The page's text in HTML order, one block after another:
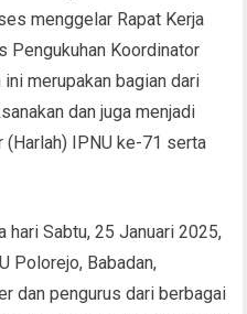
menggelar Rapat Kerja
Pengukuhan Koordinator
merupakan bagian dari
dan juga menjadi
(Harlah) IPNU ke-71 serta
hari Sabtu, 25 Januari 2025,
Polorejo, Babadan,
dan pengurus dari berbagai